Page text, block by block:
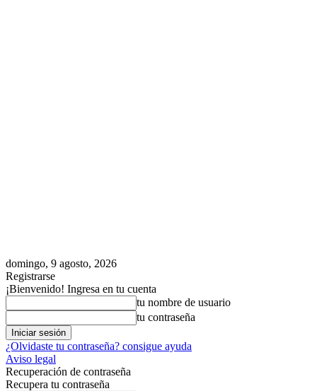
domingo, 9 agosto, 2026
Registrarse
¡Bienvenido! Ingresa en tu cuenta
tu nombre de usuario
tu contraseña
¿Olvidaste tu contraseña? consigue ayuda
Aviso legal
Recuperación de contraseña
Recupera tu contraseña